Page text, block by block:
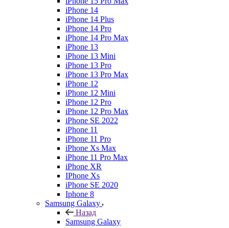
iPhone 14
iPhone 14 Plus
iPhone 14 Pro
iPhone 14 Pro Max
iPhone 13
iPhone 13 Mini
iPhone 13 Pro
iPhone 13 Pro Max
iPhone 12
iPhone 12 Mini
iPhone 12 Pro
iPhone 12 Pro Max
iPhone SE 2022
iPhone 11
iPhone 11 Pro
iPhone Xs Max
iPhone 11 Pro Max
iPhone XR
IPhone Xs
iPhone SE 2020
Iphone 8
Samsung Galaxy
Назад
Samsung Galaxy